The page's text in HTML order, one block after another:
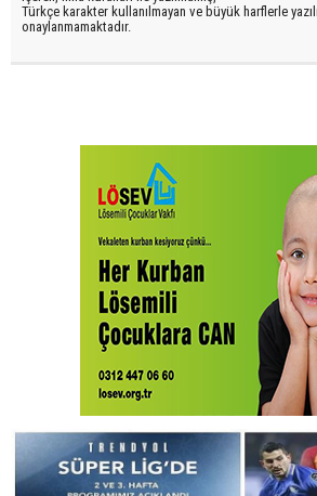
Türkçe karakter kullanılmayan ve büyük harflerle
onaylanmamaktadır.